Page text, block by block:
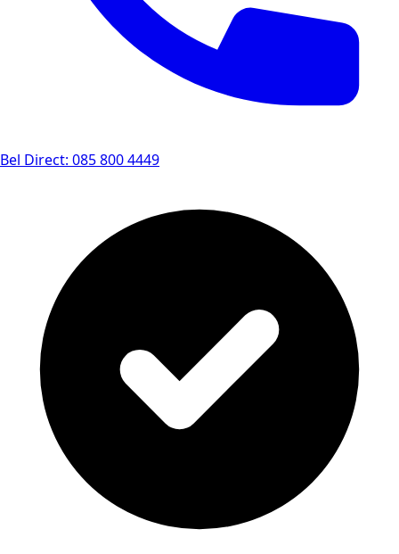
Bel Direct: 085 800 4449